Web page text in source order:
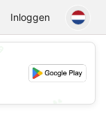
Inloggen